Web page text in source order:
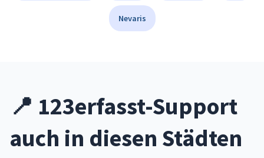
Nevaris
📍 123erfasst-Support
auch in diesen Städten